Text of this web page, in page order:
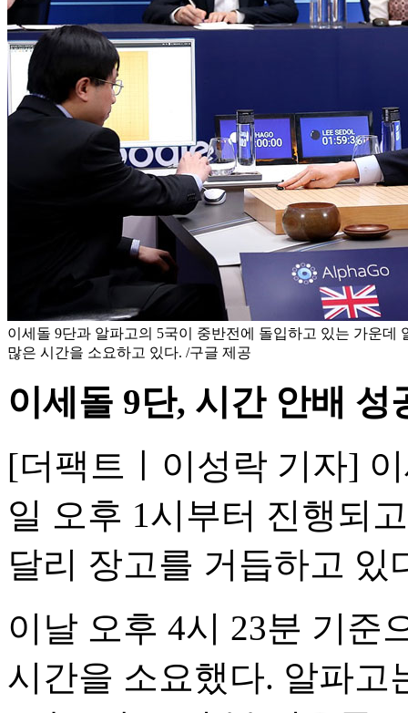
이세돌 9단과 알파고의 5국이 중반전에 돌입하고 있는 가운데
많은 시간을 소요하고 있다. /구글 제공
이세돌 9단, 시간 안배 성
[더팩트ㅣ이성락 기자]
일 오후 1시부터 진행되
달리 장고를 거듭하고 있
이날 오후 4시 23분 기준
시간을 소요했다. 알파고